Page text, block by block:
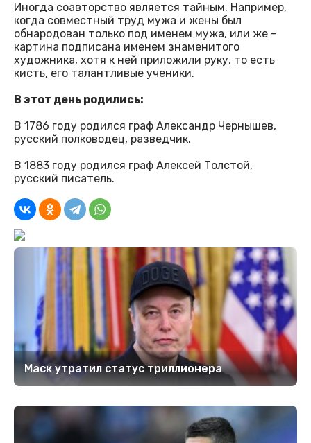
Иногда соавторство является тайным. Например,
когда совместный труд мужа и жены был
обнародован только под именем мужа, или же –
картина подписана именем знаменитого
художника, хотя к ней приложили руку, то есть
кисть, его талантливые ученики.
В этот день родились:
В 1786 году родился граф Александр Чернышев,
русский полководец, разведчик.
В 1883 году родился граф Алексей Толстой,
русский писатель.
Маск утратил статус триллионера